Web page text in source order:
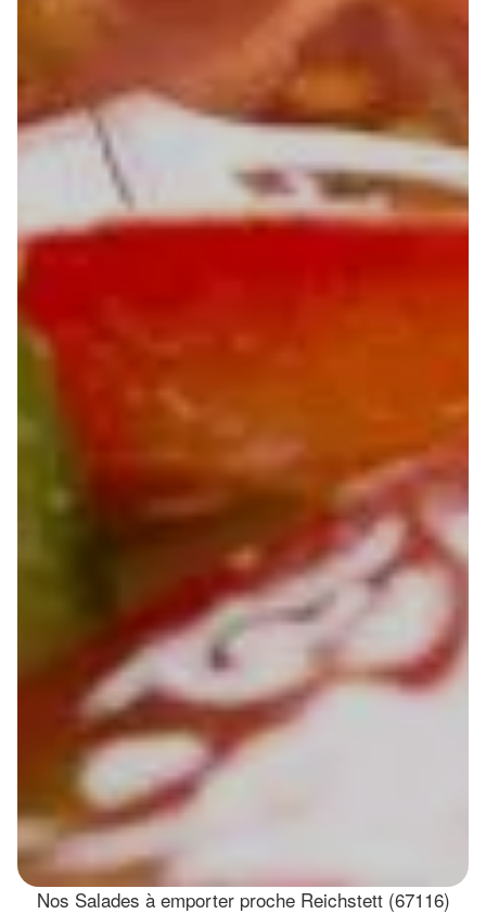
Nos Salades à emporter proche Reichstett (67116)